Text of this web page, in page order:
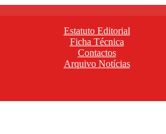
Estatuto Editorial
Ficha Técnica
Contactos
Arquivo Notícias